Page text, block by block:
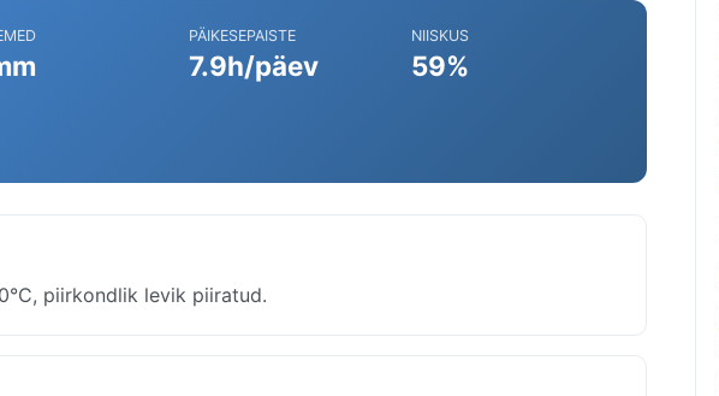
PÄIKESEPAISTE
7.9h/päev
NIISKUS
59%
piirkondlik levik piiratud.